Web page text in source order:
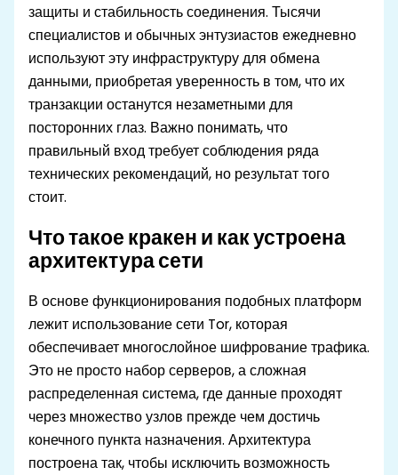
защиты и стабильность соединения. Тысячи
специалистов и обычных энтузиастов ежедневно
используют эту инфраструктуру для обмена
данными, приобретая уверенность в том, что их
транзакции останутся незаметными для
посторонних глаз. Важно понимать, что
правильный вход требует соблюдения ряда
технических рекомендаций, но результат того
стоит.
Что такое кракен и как устроена
архитектура сети
В основе функционирования подобных платформ
лежит использование сети Tor, которая
обеспечивает многослойное шифрование трафика.
Это не просто набор серверов, а сложная
распределенная система, где данные проходят
через множество узлов прежде чем достичь
конечного пункта назначения. Архитектура
построена так, чтобы исключить возможность